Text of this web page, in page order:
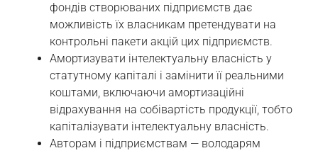
фондів створюваних підприємств дає
можливість їх власникам претендувати на
контрольні пакети акцій цих підприємств.
Амортизувати інтелектуальну власність у
статутному капіталі і замінити її реальними
коштами, включаючи амортизаційні
відрахування на собівартість продукції, тобто
капіталізувати інтелектуальну власність.
Авторам і підприємствам — володарям